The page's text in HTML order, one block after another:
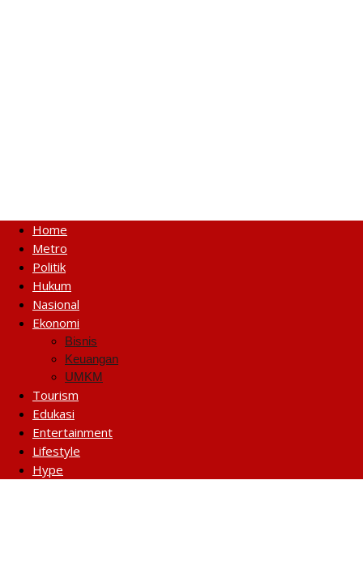
Home
Metro
Politik
Hukum
Nasional
Ekonomi
Bisnis
Keuangan
UMKM
Tourism
Edukasi
Entertainment
Lifestyle
Hype